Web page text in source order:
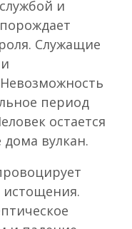
и
Служащие
период
остается
вулкан.